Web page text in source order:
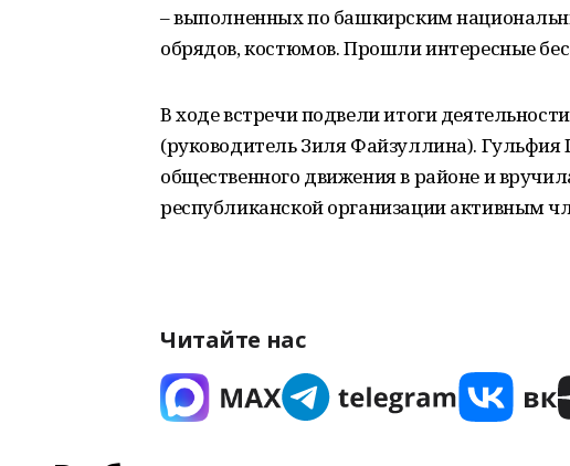
– выполненных по башкирским
обрядов, костюмов. Прошли интересные
В ходе встречи подвели итоги
(руководитель Зиля Файзуллина). Гульфия
общественного движения в районе и
республиканской организации активным
Читайте нас